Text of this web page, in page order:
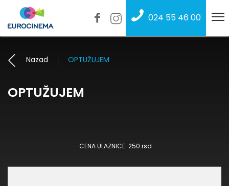
024 55 46 00
Nazad OPTUŽUJEM
OPTUŽUJEM
CENA ULAZNICE: 250 rsd